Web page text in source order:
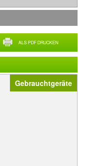
Gebrauchtgeräte
ALS PDF DRUCKEN